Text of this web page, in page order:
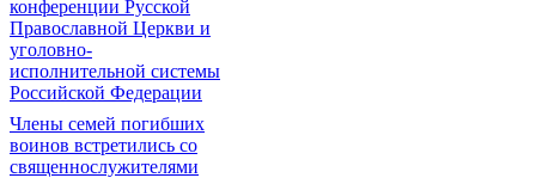
конференции Русской
Православной Церкви и
уголовно-
исполнительной системы
Российской Федерации
Члены семей погибших
воинов встретились со
священнослужителями